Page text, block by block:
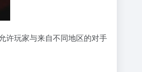
许玩家与来自不同地区的对手